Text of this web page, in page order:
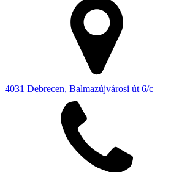
4031 Debrecen, Balmazújvárosi út 6/c